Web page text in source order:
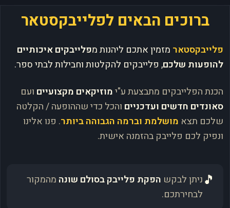
ברוכים הבאים לפלייבקסטאר
פלייבקסטאר מזמין אתכם ליהנות מפלייבקים איכותיים
להופעות שלכם, פלייבקים להקלטות וחבילות לבתי ספר.
הכנת הפלייבקים מתבצעת ע"ימוזיקאים מקצועיים ועם
סאונדים חדשים ועדכניים והכל כדי שההופעה / הקלטה
שלכם תצא מושלמת וברמה הגבוהה ביותר. פנו אלינו
ונפיק לכם פלייבק בהזמנה אישית.
🎵ניתן לבקש הפקת פלייבק בסולם שונה מהמקור
לבחירתכם.